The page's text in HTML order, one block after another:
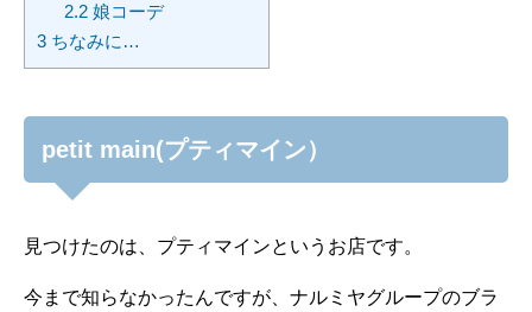
2.2娘コーデ
3 ちなみに…
petit main(プティマイン）
見つけたのは、プティマインというお店です。
今まで知らなかったんですが、ナルミヤグループのブラ